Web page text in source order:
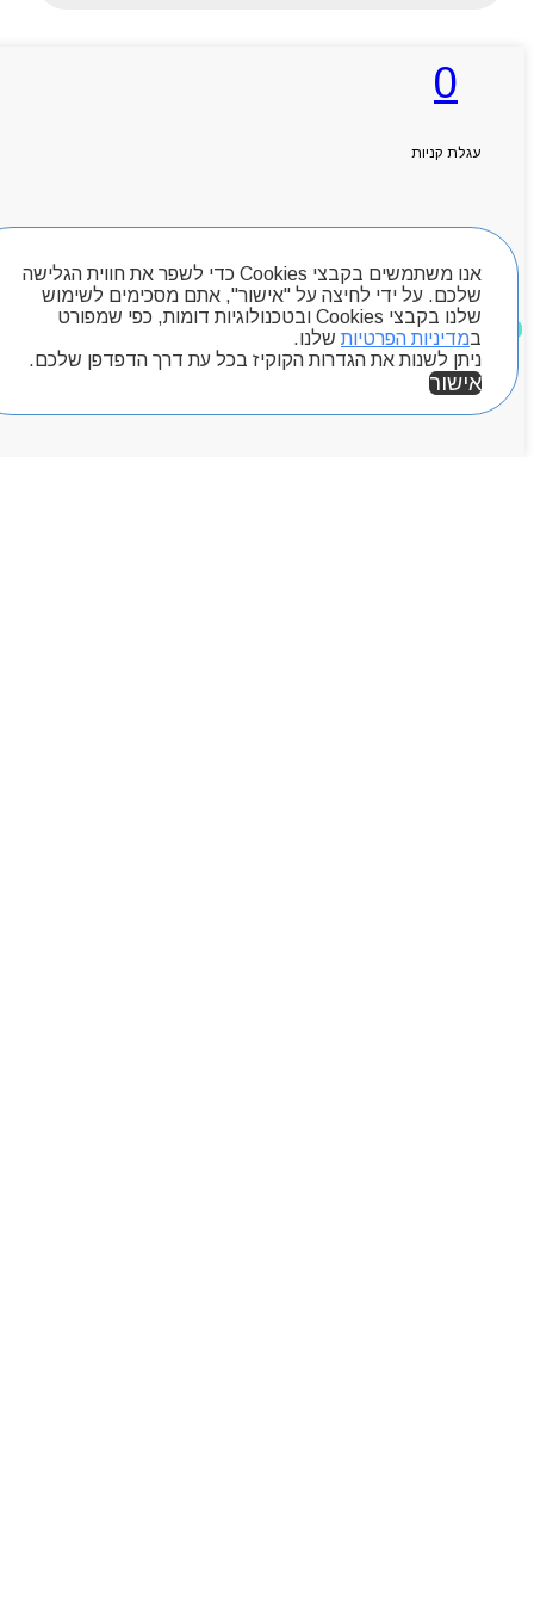
אנו משתמשים בקבצי Cookies כדי לשפר את חווית הגלישה
שלכם. על ידי לחיצה על "אישור", אתם מסכימים לשימוש
שלנו בקבצי Cookies ובטכנולוגיות דומות, כפי שמפורט
במדיניות הפרטיות שלנו.
ניתן לשנות את הגדרות הקוקיז בכל עת דרך הדפדפן שלכם.
אישור
0
עגלת קניות
חיפוש מוצרים
מוצרים שאהבתי
ראשי
קטלוג מוצרים